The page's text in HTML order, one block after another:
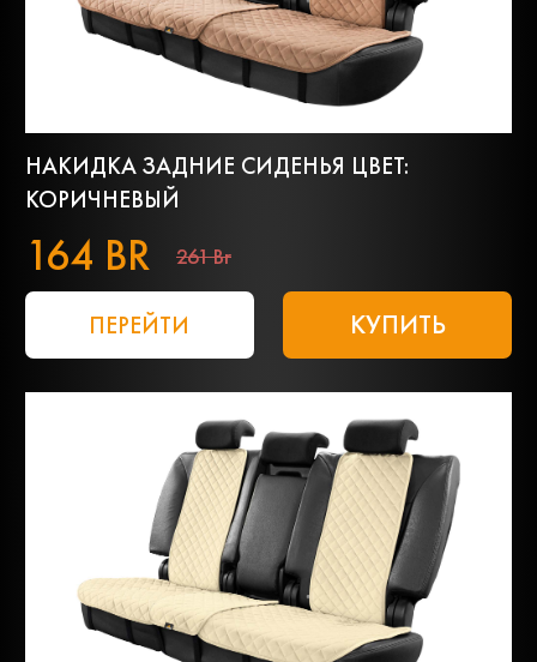
НАКИДКА ЗАДНИЕ СИДЕНЬЯ ЦВЕТ:
КОРИЧНЕВЫЙ
164 BR 261 Br
ПЕРЕЙТИ КУПИТЬ